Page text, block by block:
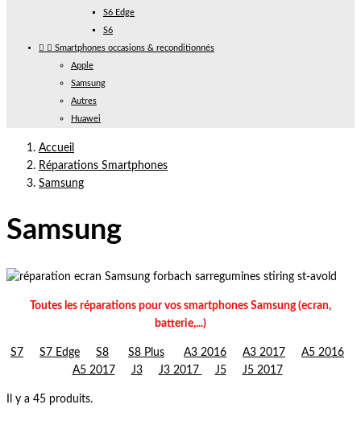
S6 Edge
S6
  Smartphones occasions & reconditionnés
Apple
Samsung
Autres
Huawei
Accueil
Réparations Smartphones
Samsung
Samsung
Toutes les réparations pour vos smartphones Samsung (ecran,
batterie,...)
S7 S7 Edge S8 S8 Plus A3 2016 A3 2017
A5 2016
A5 2017
J3 J3 2017 J5 J5 2017
Il y a 45 produits.